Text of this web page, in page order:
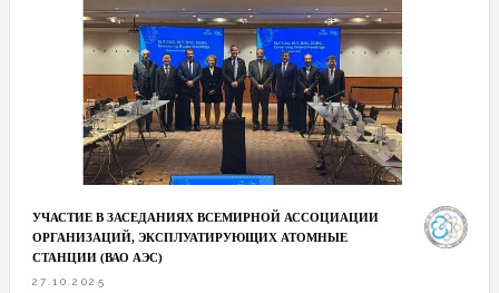
УЧАСТИЕ В ЗАСЕДАНИЯХ ВСЕМИРНОЙ АССОЦИАЦИИ
ОРГАНИЗАЦИЙ, ЭКСПЛУАТИРУЮЩИХ АТОМНЫЕ
СТАНЦИИ (ВАО АЭС)
27.10.2025